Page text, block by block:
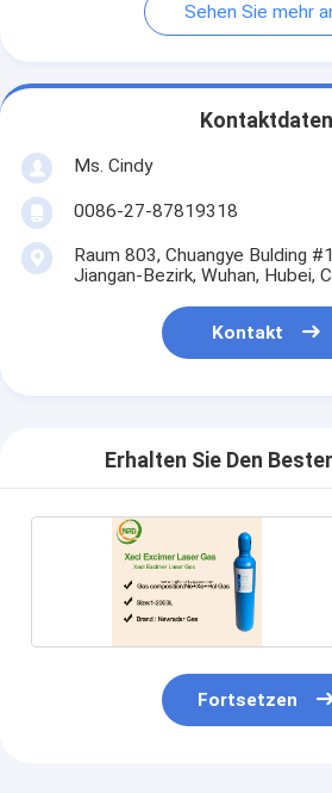
Sehen Sie mehr
Kontaktdaten
Ms. Cindy
0086-27-87819318
Raum 803, Chuangye Bulding
Jiangan-Bezirk, Wuhan, Hubei,
Kontakt
Erhalten Sie Den
Fortsetzen